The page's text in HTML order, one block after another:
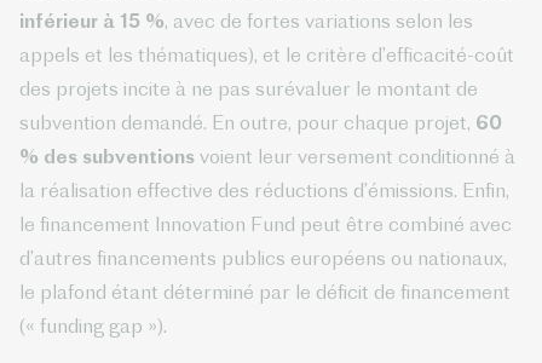
inférieur à 15 %, avec de fortes variations selon les
appels et les thématiques), et le critère d’efficacité-coût
des projets incite à ne pas surévaluer le montant de
subvention demandé. En outre, pour chaque projet, 60
% des subventions voient leur versement conditionné à
la réalisation effective des réductions d’émissions. Enfin,
le financement Innovation Fund peut être combiné avec
d’autres financements publics européens ou nationaux,
le plafond étant déterminé par le déficit de financement
(« funding gap »).